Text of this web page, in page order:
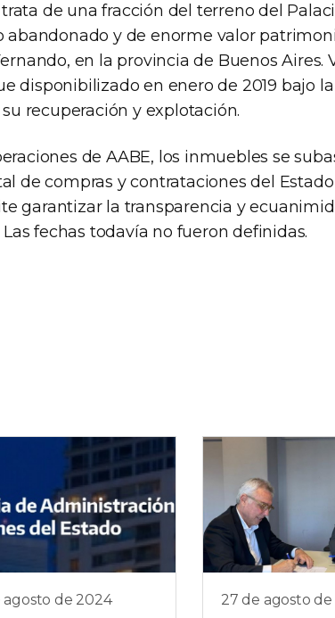
de una fracción del terreno del
y de enorme valor
en la provincia de Buenos Aires.
disponibilizado en enero de 2019 bajo
recuperación y explotación.
de AABE, los inmuebles se
de compras y contrataciones del
garantizar la transparencia y
fechas todavía no fueron definidas.
agosto de 2024 27 de agosto